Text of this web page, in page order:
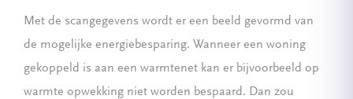
Met de scangegevens wordt er een beeld gevormd van
de mogelijke energiebesparing. Wanneer een woning
gekoppeld is aan een warmtenet kan er bijvoorbeeld op
warmte opwekking niet worden bespaard. Dan zou